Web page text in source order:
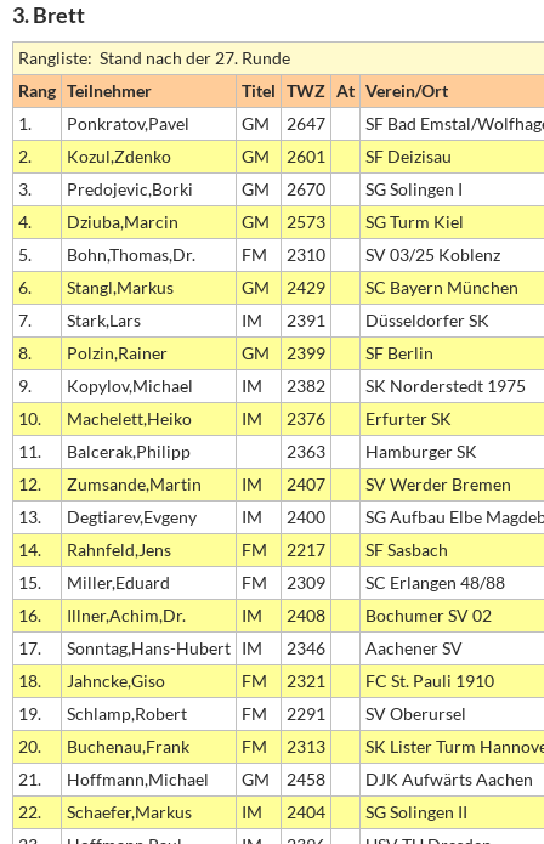
3. Brett
Rangliste: Stand nach der 27. Runde
Rang Teilnehmer Titel TWZ At Verein/Ort
1.
Ponkratov,Pavel GM 2647
SF Bad Emstal/
2.
Kozul,Zdenko GM 2601
SF Deizisau
3.
Predojevic,Borki GM 2670
SG Solingen I
4.
Dziuba,Marcin GM 2573
SG Turm Kiel
5.
Bohn,Thomas,Dr. FM 2310
SV 03/25 Koblenz
6.
Stangl,Markus GM 2429
SC Bayern München
7.
Stark,Lars IM 2391
Düsseldorfer SK
8.
Polzin,Rainer GM 2399
SF Berlin
9.
Kopylov,Michael IM 2382
SK Norderstedt 1975
10.
Machelett,Heiko IM 2376
Erfurter SK
11.
Balcerak,Philipp 2363
Hamburger SK
12.
Zumsande,Martin IM 2407
SV Werder Bremen
13.
Degtiarev,Evgeny IM 2400
SG Aufbau Elbe
14.
Rahnfeld,Jens FM 2217
SF Sasbach
15.
Miller,Eduard FM 2309
SC Erlangen 48/88
16.
Illner,Achim,Dr. IM 2408
Bochumer SV 02
17.
Sonntag,Hans-Hubert IM 2346
Aachener SV
18.
Jahncke,Giso FM 2321
FC St. Pauli 1910
19.
Schlamp,Robert FM 2291
SV Oberursel
20.
Buchenau,Frank FM 2313
SK Lister Turm
21.
Hoffmann,Michael GM 2458
DJK Aufwärts Aachen
22.
Schaefer,Markus IM 2404
SG Solingen II